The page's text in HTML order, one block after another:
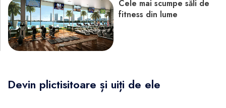
Cele mai scumpe săli de
fitness din lume
Devin plictisitoare și uiți de ele